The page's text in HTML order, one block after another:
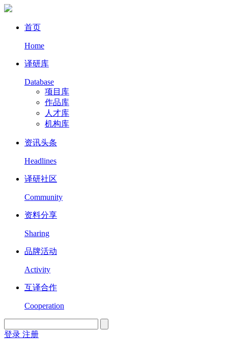
首页
Home
译研库
Database
项目库
作品库
人才库
机构库
资讯头条
Headlines
译研社区
Community
资料分享
Sharing
品牌活动
Activity
互译合作
Cooperation
登录 注册